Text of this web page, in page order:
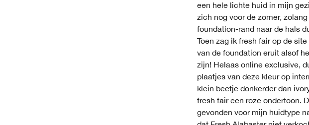
een hele lichte huid in mijn
zich nog voor de zomer,
foundation-rand naar de hals
Toen zag ik fresh fair op de
van de foundation eruit alsof
zijn! Helaas online exclusive,
plaatjes van deze kleur op
klein beetje donkerder dan
fresh fair een roze ondertoon.
gevonden voor mijn huidtype